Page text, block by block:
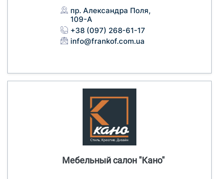
пр. Александра Поля,
109-А
+38 (097) 268-61-17
info@frankof.com.ua
Мебельный салон "Кано"